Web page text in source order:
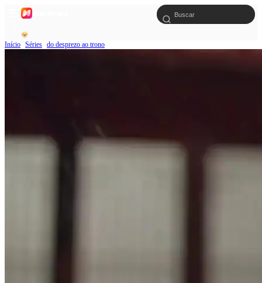
Início Séries do desprezo ao trono